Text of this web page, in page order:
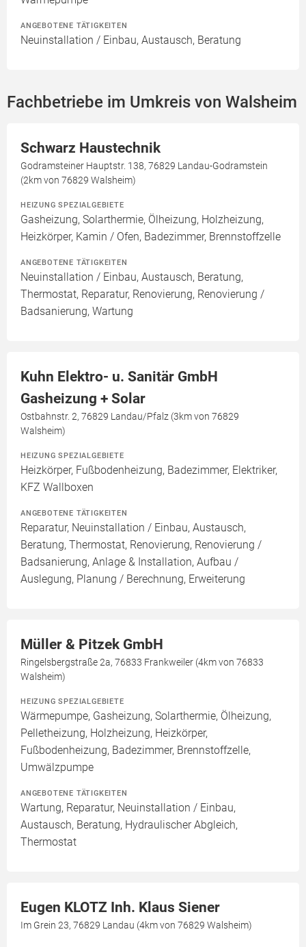
ANGEBOTENE TÄTIGKEITEN
Neuinstallation / Einbau, Austausch, Beratung
Fachbetriebe im Umkreis von Walsheim
Schwarz Haustechnik
Godramsteiner Hauptstr. 138, 76829 Landau-Godramstein
(2km von 76829 Walsheim)
HEIZUNG SPEZIALGEBIETE
Gasheizung, Solarthermie, Ölheizung, Holzheizung,
Heizkörper, Kamin / Ofen, Badezimmer, Brennstoffzelle
ANGEBOTENE TÄTIGKEITEN
Neuinstallation / Einbau, Austausch, Beratung,
Thermostat, Reparatur, Renovierung, Renovierung /
Badsanierung, Wartung
Kuhn Elektro- u. Sanitär GmbH
Gasheizung + Solar
Ostbahnstr. 2, 76829 Landau/Pfalz (3km von 76829
Walsheim)
HEIZUNG SPEZIALGEBIETE
Heizkörper, Fußbodenheizung, Badezimmer, Elektriker,
KFZ Wallboxen
ANGEBOTENE TÄTIGKEITEN
Reparatur, Neuinstallation / Einbau, Austausch,
Beratung, Thermostat, Renovierung, Renovierung /
Badsanierung, Anlage & Installation, Aufbau /
Auslegung, Planung / Berechnung, Erweiterung
Müller & Pitzek GmbH
Ringelsbergstraße 2a, 76833 Frankweiler (4km von 76833
Walsheim)
HEIZUNG SPEZIALGEBIETE
Wärmepumpe, Gasheizung, Solarthermie, Ölheizung,
Pelletheizung, Holzheizung, Heizkörper,
Fußbodenheizung, Badezimmer, Brennstoffzelle,
Umwälzpumpe
ANGEBOTENE TÄTIGKEITEN
Wartung, Reparatur, Neuinstallation / Einbau,
Austausch, Beratung, Hydraulischer Abgleich,
Thermostat
Eugen KLOTZ Inh. Klaus Siener
Im Grein 23, 76829 Landau (4km von 76829 Walsheim)